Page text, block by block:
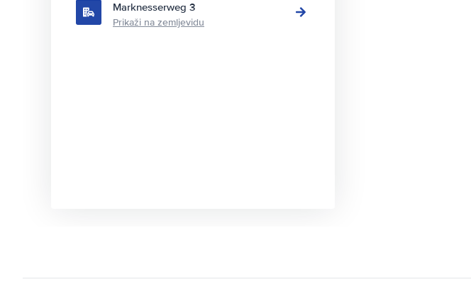
Marknesserweg 3
Prikaži na zemljevidu